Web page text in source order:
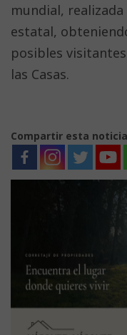
mundial, realizada
estatal,
posibles
las Casas.
Compartir esta noticia